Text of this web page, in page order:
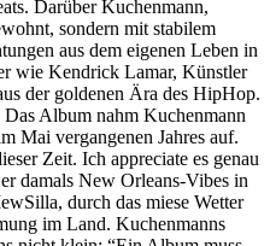
Darüber Kuchenmann,
sondern mit stabilem
aus dem eigenen Leben in
wie Kendrick Lamar, Künstler
der goldenen Ära des HipHop.
Album nahm Kuchenmann
Mai vergangenen Jahres auf.
Zeit. Ich appreciate es genau
damals New Orleans-Vibes in
durch das miese Wetter
im Land. Kuchenmanns